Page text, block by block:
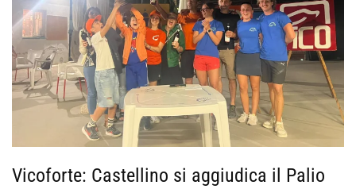
Vicoforte: Castellino si aggiudica il Palio